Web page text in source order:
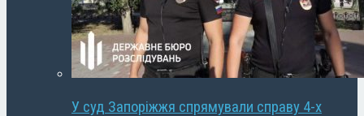
У суд Запоріжжя спрямували справу 4-х